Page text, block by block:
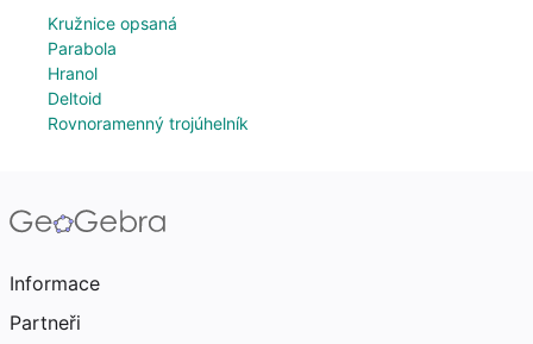
Kružnice opsaná
Parabola
Hranol
Deltoid
Rovnoramenný trojúhelník
Informace
Partneři